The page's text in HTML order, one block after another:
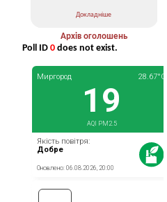
Докладніше
Архів оголошень
Poll ID 0 does not exist.